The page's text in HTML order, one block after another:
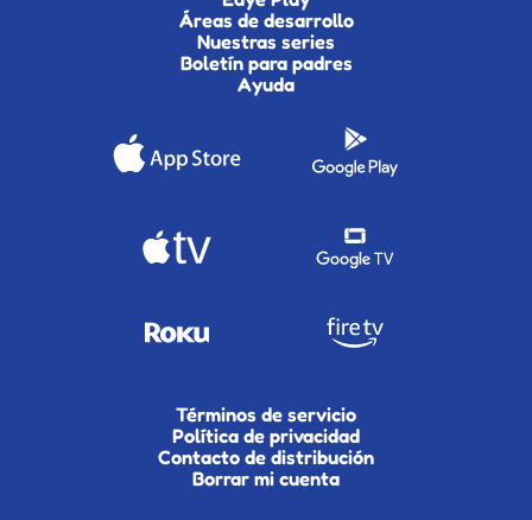
Áreas de desarrollo
Nuestras series
Boletín para padres
Ayuda
Términos de servicio
Política de privacidad
Contacto de distribución
Borrar mi cuenta